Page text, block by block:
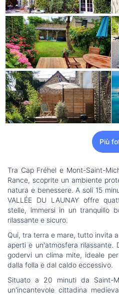
Più
Tra Cap Fréhel e Mont-Saint-
Rance, scoprite un ambiente
natura e benessere. A soli 15
VALLÉE DU LAUNAY offre
stelle, immersi in un tranquillo
rilassante e sicuro.
Qui, tra terra e mare, tutto invita
aperti e un'atmosfera rilassante.
godervi un clima mite, ideale
dalla folla e dal caldo eccessivo.
Situato a 20 minuti da Saint-
un'incantevole cittadina